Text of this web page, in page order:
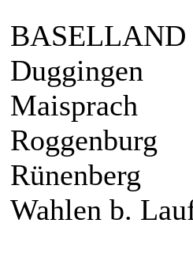
BASELLAND
Duggingen
Maisprach
Roggenburg
Rünenberg
Wahlen b.